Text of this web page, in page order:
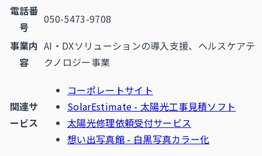
電話番
号
050-5473-9708
事業内
容
AI・DXソリューションの導入支援、ヘルスケアテ
クノロジー事業
関連サ
ービス
コーポレートサイト
SolarEstimate - 太陽光工事見積ソフト
太陽光修理依頼受付サービス
想い出写真館 - 白黒写真カラー化